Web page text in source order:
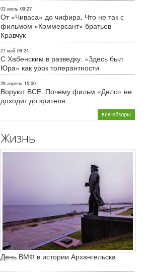
03 июль 09:27
От «Чиваса» до чифира. Что не так с
фильмом «Коммерсант» братьев
Кравчук
27 май 09:24
С Хабенским в разведку. «Здесь был
Юра» как урок толерантности
28 апрель 15:00
Воруют ВСЕ. Почему фильм «Дело» не
доходит до зрителя
все обзоры
Жизнь
День ВМФ в истории Архангельска